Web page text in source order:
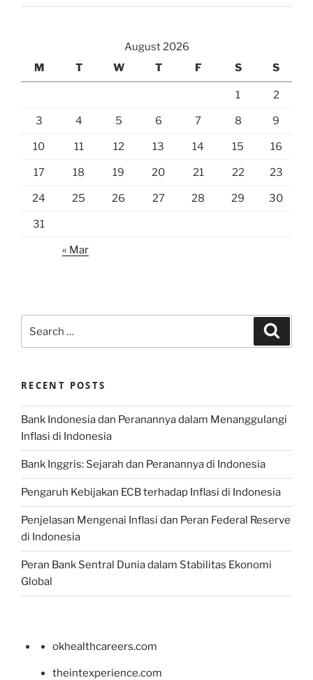
August 2026
M
T W T F S S
1 2
3 4 5 6 7 8 9
10 11 12 13 14 15 16
17 18 19 20 21 22 23
24 25 26 27 28 29 30
31
« Mar
for:
RECENT POSTS
Bank Indonesia dan Peranannya dalam Menanggulangi
Inflasi di Indonesia
Bank Inggris: Sejarah dan Peranannya di Indonesia
Pengaruh Kebijakan ECB terhadap Inflasi di Indonesia
Penjelasan Mengenai Inflasi dan Peran Federal Reserve
di Indonesia
Peran Bank Sentral Dunia dalam Stabilitas Ekonomi
Global
okhealthcareers.com
theintexperience.com